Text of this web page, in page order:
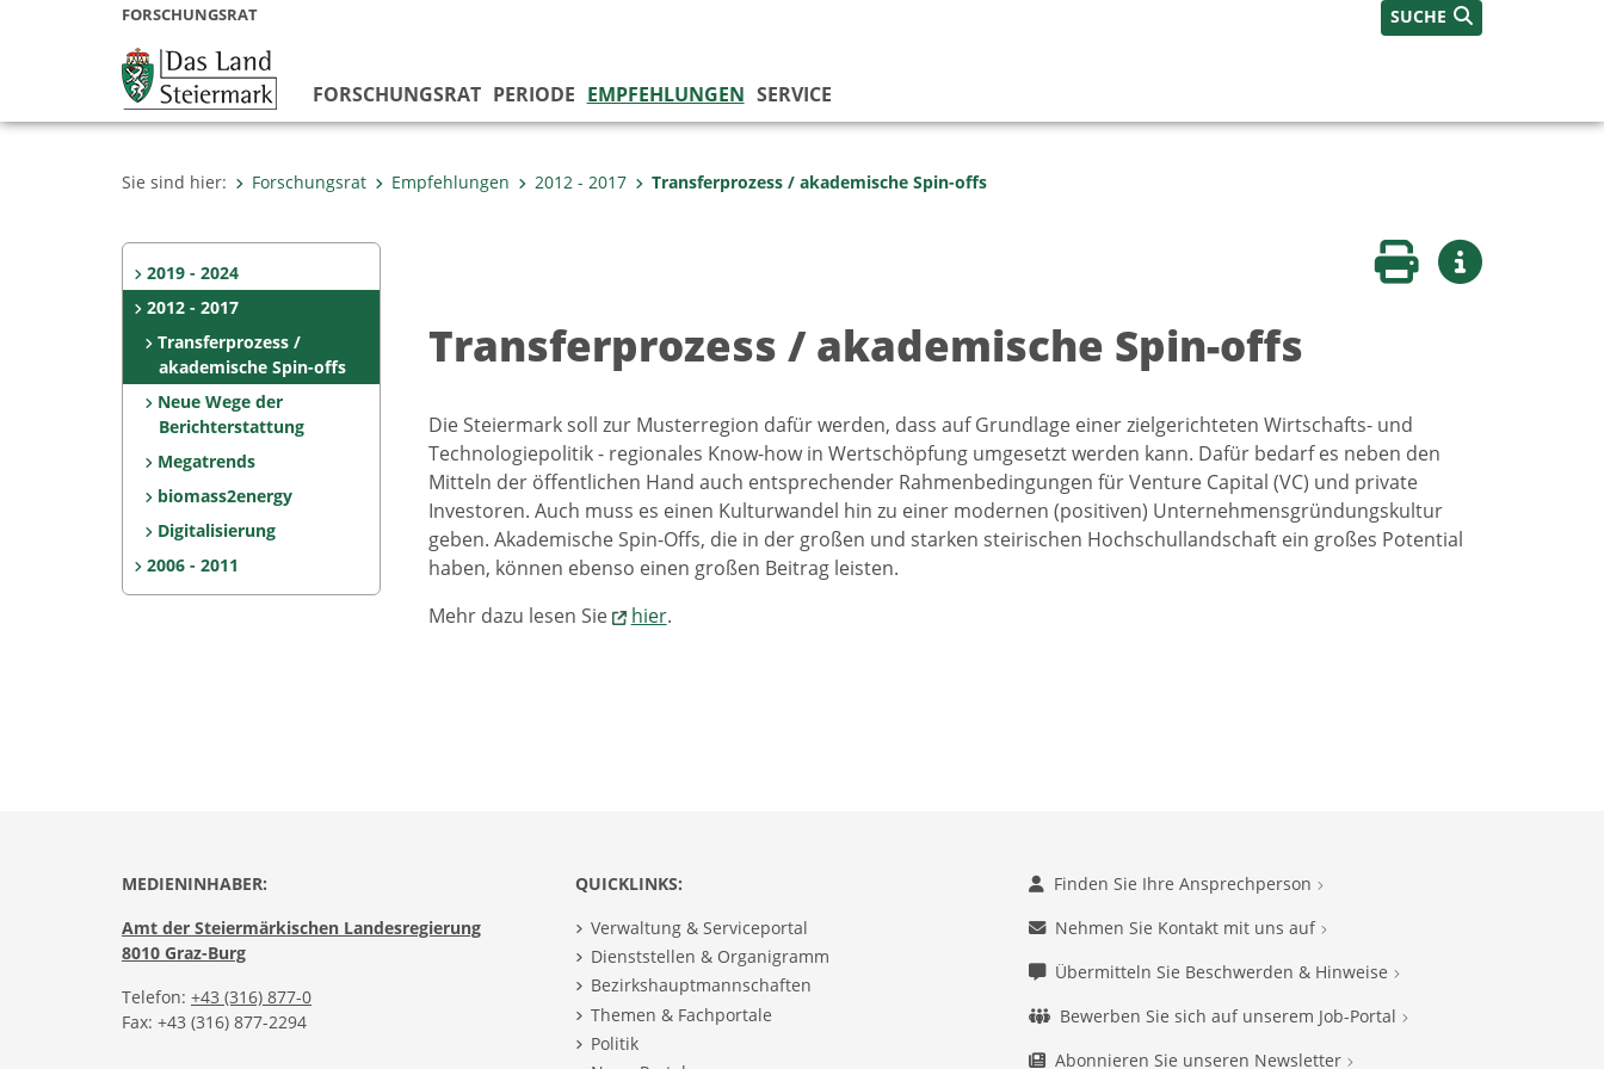
FORSCHUNGSRAT SUCHE
FORSCHUNGSRAT PERIODE EMPFEHLUNGEN SERVICE
Sie sind hier: Forschungsrat Empfehlungen 2012 - 2017 Transferprozess / akademische Spin-offs
2019 - 2024
2012 - 2017
Transferprozess /
akademische Spin-offs
Neue Wege der
Berichterstattung
Megatrends
biomass2energy
Digitalisierung
2006 - 2011
Seite druckenWeitere Infos
Transferprozess / akademische Spin-offs
Die Steiermark soll zur Musterregion dafür werden, dass auf Grundlage einer zielgerichteten Wirtschafts- und
Technologiepolitik - regionales Know-how in Wertschöpfung umgesetzt werden kann. Dafür bedarf es neben den
Mitteln der öffentlichen Hand auch entsprechender Rahmenbedingungen für Venture Capital (VC) und private
Investoren. Auch muss es einen Kulturwandel hin zu einer modernen (positiven) Unternehmensgründungskultur
geben. Akademische Spin-Offs, die in der großen und starken steirischen Hochschullandschaft ein großes Potential
haben, können ebenso einen großen Beitrag leisten.
Mehr dazu lesen Sie
hier.
MEDIENINHABER:
Amt der Steiermärkischen Landesregierung
8010 Graz-Burg
Telefon: +43 (316) 877-0
Fax: +43 (316) 877-2294
QUICKLINKS:
Verwaltung & Serviceportal
Dienststellen & Organigramm
Bezirkshauptmannschaften
Themen & Fachportale
Politik
Finden Sie Ihre Ansprechperson
Nehmen Sie Kontakt mit uns auf
Übermitteln Sie Beschwerden & Hinweise
Bewerben Sie sich auf unserem Job-Portal
Abonnieren Sie unseren Newsletter